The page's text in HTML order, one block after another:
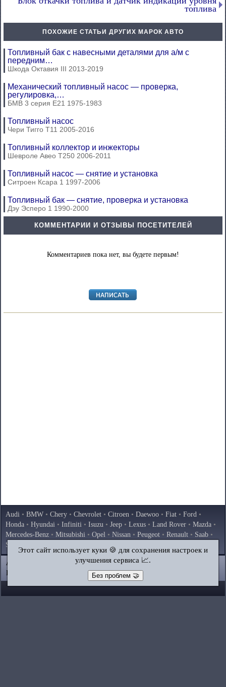
топлива
ПОХОЖИЕ СТАТЬИ ДРУГИХ МАРОК АВТО
Топливный бак с навесными деталями для а/м с
передним…
Шкода Октавия III 2013-2019
Механический топливный насос — проверка,
регулировка,…
БМВ 3 серия Е21 1975-1983
Топливный насос
Чери Тигго Т11 2005-2016
Топливный коллектор и инжекторы
Шевроле Авео Т250 2006-2011
Топливный насос — снятие и установка
Ситроен Ксара 1 1997-2006
Топливный бак — снятие, проверка и установка
Дэу Эсперо 1 1990-2000
КОММЕНТАРИИ И ОТЗЫВЫ ПОСЕТИТЕЛЕЙ
Комментариев пока нет, вы будете первым!
Audi • BMW • Chery • Chevrolet • Citroen • Daewoo • Fiat • Ford •
Honda • Hyundai • Infiniti • Isuzu • Jeep • Lexus • Land Rover • Mazda •
Mercedes-Benz • Mitsubishi • Opel • Nissan • Peugeot • Renault • Saab •
Skoda
AutoInstruction.ru © 2020–2026|Полная версия
Карта сайта
Контакты|Поиск по сайту
Этот сайт использует куки 🍪 для сохранения настроек и
улучшения сервиса 📈.
Без проблем 🤝